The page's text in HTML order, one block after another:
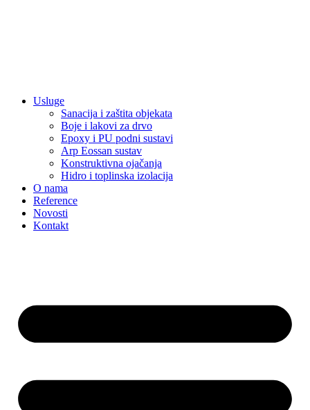
Usluge
Sanacija i zaštita objekata
Boje i lakovi za drvo
Epoxy i PU podni sustavi
Arp Eossan sustav
Konstruktivna ojačanja
Hidro i toplinska izolacija
O nama
Reference
Novosti
Kontakt